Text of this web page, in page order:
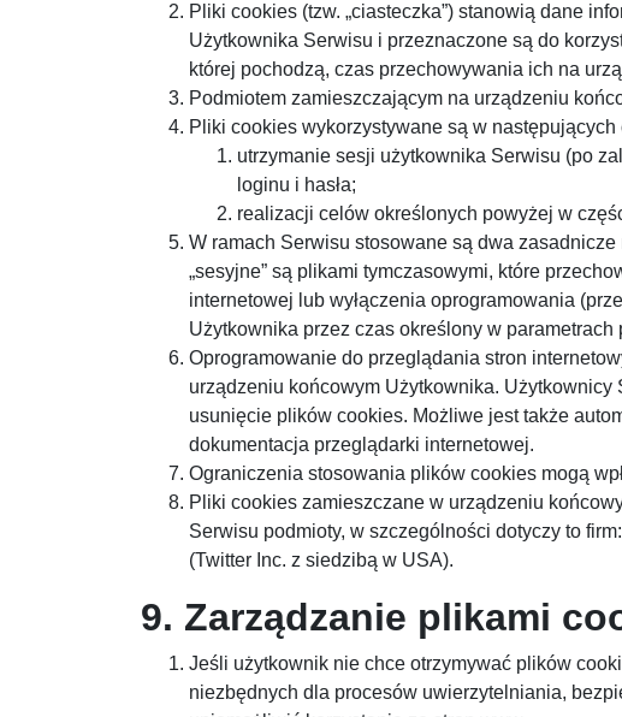
Pliki cookies (tzw. „ciasteczka”) stanowią dane
Użytkownika Serwisu i przeznaczone są do
której pochodzą, czas przechowywania ich na
Podmiotem zamieszczającym na urządzeniu
Pliki cookies wykorzystywane są w następujących
utrzymanie sesji użytkownika Serwisu (po
loginu i hasła;
realizacji celów określonych powyżej w
W ramach Serwisu stosowane są dwa zasadnicze
„sesyjne” są plikami tymczasowymi, które
internetowej lub wyłączenia oprogramowania
Użytkownika przez czas określony w
Oprogramowanie do przeglądania stron
urządzeniu końcowym Użytkownika.
usunięcie plików cookies. Możliwe jest także
dokumentacja przeglądarki internetowej.
Ograniczenia stosowania plików cookies mogą
Pliki cookies zamieszczane w urządzeniu
Serwisu podmioty, w szczególności dotyczy to
(Twitter Inc. z siedzibą w USA).
9. Zarządzanie plikami
Jeśli użytkownik nie chce otrzymywać plików
niezbędnych dla procesów uwierzytelniania,